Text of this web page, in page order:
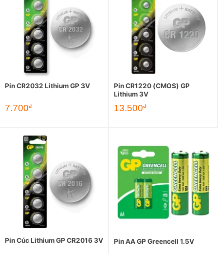
Pin CR2032 Lithium GP 3V
7.700đ
Pin CR1220 (CMOS) GP
Lithium 3V
13.500đ
Pin Cúc Lithium GP CR2016 3V Pin AA GP Greencell 1.5V